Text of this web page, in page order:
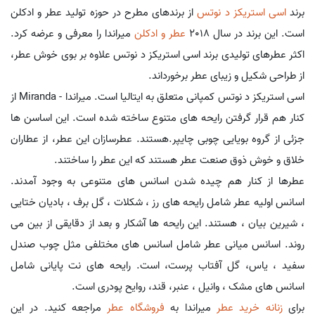
برنداسی استریکز د نوتساز برندهای مطرح در حوزه تولید عطر و ادکلن
است. این برند در سال 2018
عطر و ادکلن میراندا را معرفی و عرضه کرد.
اکثر عطرهای تولیدی برند اسی استریکز د نوتس علاوه بر بوی خوش عطر،
از طراحی شکیل و زیبای عطر برخورداند.
اسی استریکز د نوتس کمپانی متعلق به ایتالیا است. میراندا - Miranda از
کنار هم قرار گرفتن رایحه های متنوع ساخته شده است. این اساسن ها
جزئی از گروه بویایی چوبی چایپر.هستند. عطرسازان این عطر، از عطاران
خلاق و خوش ذوق صنعت عطر هستند که این عطر را ساختند.
عطرها از کنار هم چیده شدن اسانس های متنوعی به وجود آمدند.
اسانس اولیه عطر شامل رایحه های رز ، شکلات ، گل برف ، بادیان ختایی
، شیرین بیان ، هستند. این رایحه ها آشکار و بعد از دقایقی از بین می
روند. اسانس میانی عطر شامل اسانس های مختلفی مثل چوب صندل
سفید ، یاس، گل آفتاب پرست، است. رایحه های نت پایانی شامل
اسانس های مشک ، وانیل ، عنبر، قند، روایح پودری است.
برایزنانه خرید عطر میراندا به فروشگاه عطر مراجعه کنید. در این